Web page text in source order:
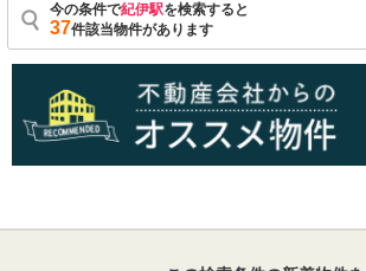
今の条件で紀伊駅を検索すると
37件該当物件があります